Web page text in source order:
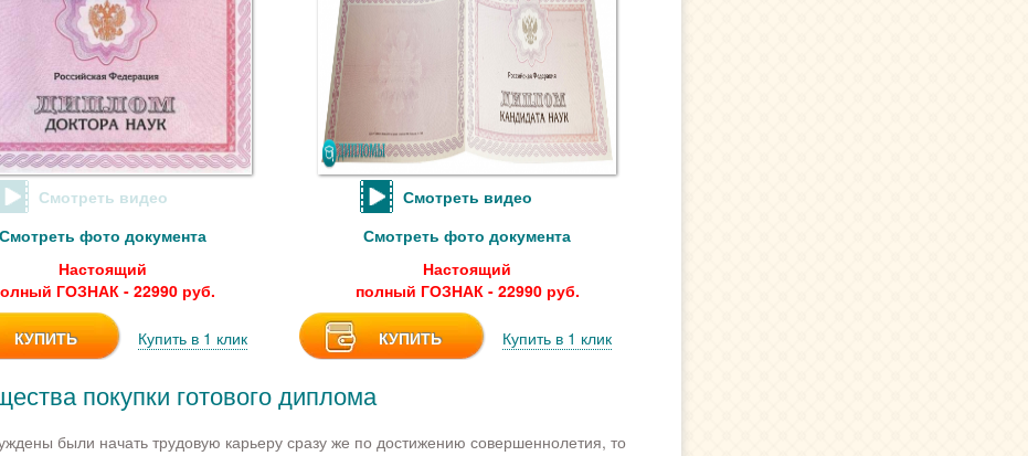
Смотреть видео
Смотреть фото документа
Настоящий
ГОЗНАК - 22990 руб.
КУПИТЬ Купить в 1 клик
Смотреть видео
Смотреть фото документа
Настоящий
полный ГОЗНАК - 22990 руб.
КУПИТЬ Купить в 1 клик
покупки готового диплома
были начать трудовую карьеру сразу же по достижению совершеннолетия, то